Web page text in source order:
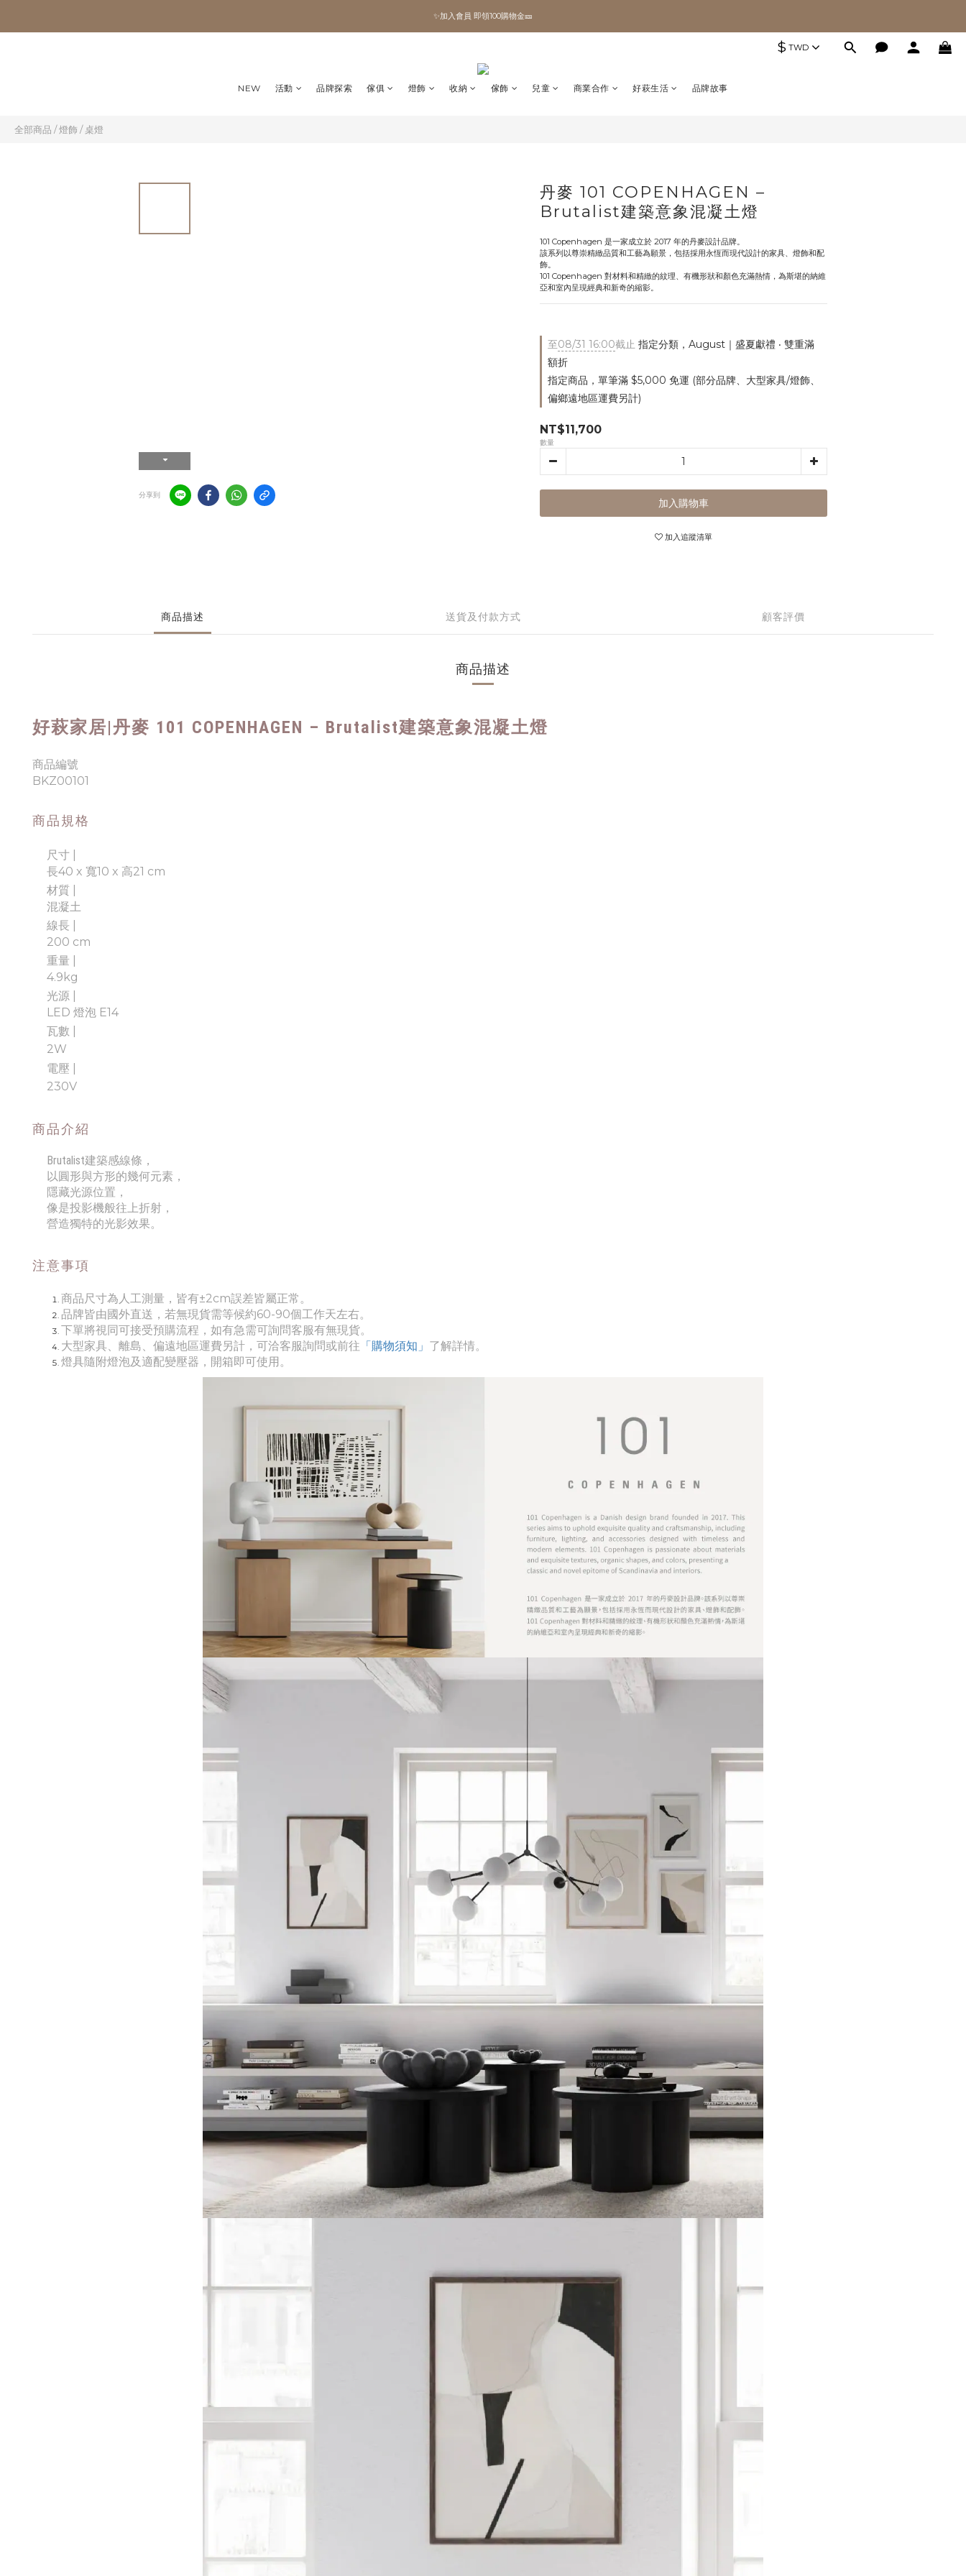
✨加入會員 即領100購物金🎫
✨加入會員 即領100購物金🎫
$ TWD
NEW 活動 品牌探索 傢俱 燈飾 收納 傢飾 兒童 商業合作 好萩生活 品牌故事
全部商品 /燈飾 /桌燈
分享到
丹麥 101 COPENHAGEN –
Brutalist建築意象混凝土燈
101 Copenhagen 是一家成立於 2017 年的丹麥設計品牌。
該系列以尊崇精緻品質和工藝為願景，包括採用永恆而現代設計的家具、燈飾和配
飾。
101 Copenhagen 對材料和精緻的紋理、有機形狀和顏色充滿熱情，為斯堪的納維
亞和室內呈現經典和新奇的縮影。
至08/31 16:00截止 指定分類，August｜盛夏獻禮 ‧ 雙重滿
額折
指定商品，單筆滿 $5,000 免運 (部分品牌、大型家具/燈飾、
偏鄉遠地區運費另計)
NT$11,700
數量
加入購物車
加入追蹤清單
商品描述 送貨及付款方式 顧客評價
商品描述
好萩家居|丹麥 101 COPENHAGEN – Brutalist建築意象混凝土燈
商品編號
BKZ00101
商品規格
尺寸 |
長40 x 寬10 x 高21 cm
材質 |
混凝土
線長 |
200 cm
重量 |
4.9kg
光源 |
LED 燈泡 E14
瓦數 |
2W
電壓 |
230V
商品介紹
Brutalist建築感線條，
以圓形與方形的幾何元素，
隱藏光源位置，
像是投影機般往上折射，
營造獨特的光影效果。
注意事項
商品尺寸為人工測量，皆有±2cm誤差皆屬正常。
品牌皆由國外直送，若無現貨需等候約60-90個工作天左右。
下單將視同可接受預購流程，如有急需可詢問客服有無現貨。
大型家具、離島、偏遠地區運費另計，可洽客服詢問或前往 「購物須知」 了解詳情。
燈具隨附燈泡及適配變壓器，開箱即可使用。